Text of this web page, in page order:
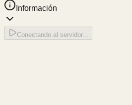
Información
Conectando al servidor...